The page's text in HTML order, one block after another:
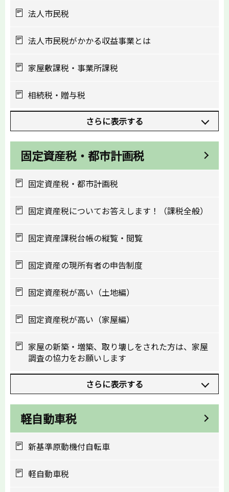
法人市民税
法人市民税がかかる収益事業とは
家屋敷課税・事業所課税
相続税・贈与税
さらに表示する
固定資産税・都市計画税
固定資産税・都市計画税
固定資産税についてお答えします！（課税全般）
固定資産課税台帳の縦覧・閲覧
固定資産の現所有者の申告制度
固定資産税が高い（土地編）
固定資産税が高い（家屋編）
家屋の新築・増築、取り壊しをされた方は、家屋
調査の協力をお願いします
さらに表示する
軽自動車税
新基準原動機付自転車
軽自動車税